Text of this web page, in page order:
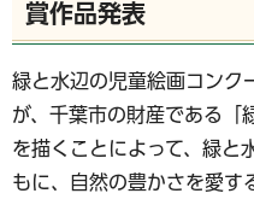
賞作品発表
緑と水辺の児童絵画コンク
が、千葉市の財産である「
を描くことによって、緑と
もに、自然の豊かさを愛す